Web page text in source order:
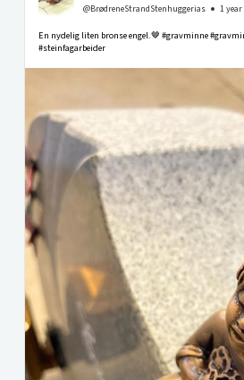
@BrødreneStrandStenhuggerias 1
En nydelig liten bronse engel.🤎 #gravminne
#steinfagarbeider